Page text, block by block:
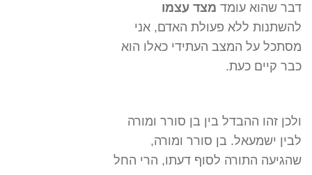
דבר שהוא עומד מצד עצמו
להשתנות ללא פעולת האדם, אני
מסתכל על המצב העתידי כאלו הוא
כבר קיים כעת.
ולכן זהו ההבדל בין בן סורר ומורה
לבין ישמעאל. בן סורר ומורה,
שהגיעה התורה לסוף דעתו, הרי החל